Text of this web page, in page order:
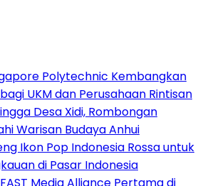
Polytechnic Kembangkan
UKM dan Perusahaan Rintisan
Desa Xidi, Rombongan
Warisan Budaya Anhui
Ikon Pop Indonesia Rossa untuk
di Pasar Indonesia
Media Alliance Pertama di